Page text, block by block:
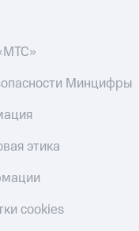
Минцифры
этика
cookies